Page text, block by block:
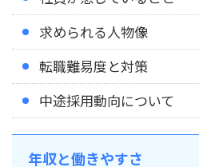
求められる人物像
転職難易度と対策
中途採用動向について
年収と働きやすさ